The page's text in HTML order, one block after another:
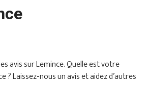
avis sur Lemince. Quelle est votre
? Laissez-nous un avis et aidez d’autres